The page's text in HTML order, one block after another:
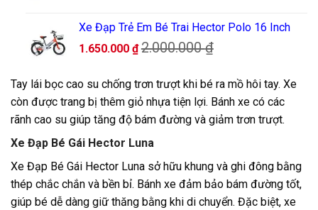
Xe Đạp Trẻ Em Bé Trai Hector Polo 16 Inch
1.650.000 ₫ 2.000.000₫
Tay lái bọc cao su chống trơn trượt khi bé ra mồ hôi tay. Xe
còn được trang bị thêm giỏ nhựa tiện lợi. Bánh xe có các
rãnh cao su giúp tăng độ bám đường và giảm trơn trượt.
Xe Đạp Bé Gái Hector Luna
Xe Đạp Bé Gái Hector Luna sở hữu khung và ghi đông bằng
thép chắc chắn và bền bỉ. Bánh xe đảm bảo bám đường tốt,
giúp bé dễ dàng giữ thăng bằng khi di chuyển. Đặc biệt, xe